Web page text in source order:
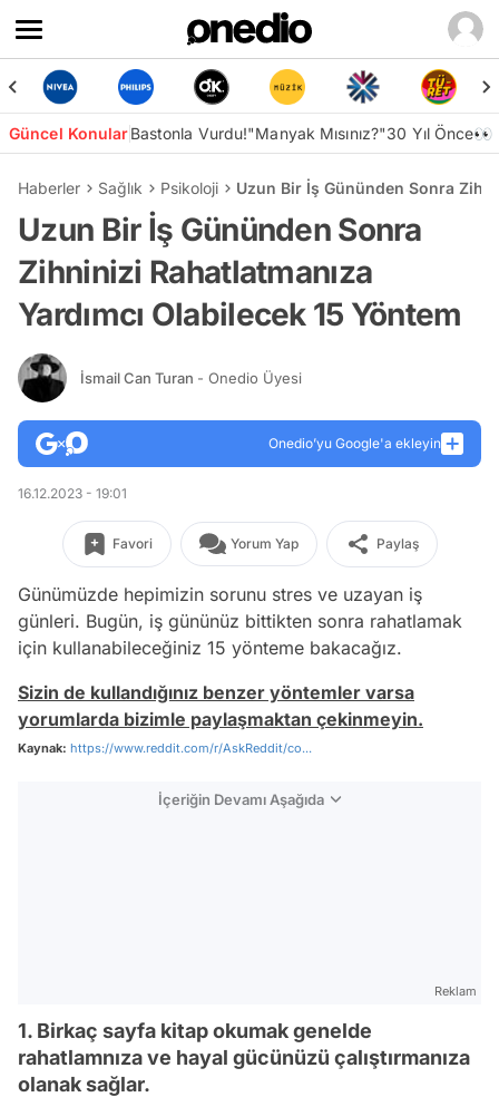
Güncel KonularBastonla Vurdu!"Manyak Mısınız?"30 Yıl Önce👀
Haberler Sağlık Psikoloji Uzun Bir İş Gününden Sonra
Uzun Bir İş Gününden Sonra
Zihninizi Rahatlatmanıza
Yardımcı Olabilecek 15 Yöntem
İsmail Can Turan - Onedio Üyesi
Onedio’yu Google'a ekleyin
16.12.2023 - 19:01
Favori Yorum Yap Paylaş
Günümüzde hepimizin sorunu stres ve uzayan iş
günleri. Bugün, iş gününüz bittikten sonra rahatlamak
için kullanabileceğiniz 15 yönteme bakacağız.
Sizin de kullandığınız benzer yöntemler varsa
yorumlarda bizimle paylaşmaktan çekinmeyin.
Kaynak: https://www.reddit.com/r/AskReddit/co...
İçeriğin Devamı Aşağıda
Reklam
1. Birkaç sayfa kitap okumak genelde
rahatlamnıza ve hayal gücünüzü çalıştırmanıza
olanak sağlar.